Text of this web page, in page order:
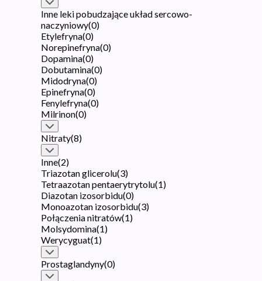
Inne leki pobudzające układ sercowo-
naczyniowy(0)
Etylefryna(0)
Norepinefryna(0)
Dopamina(0)
Dobutamina(0)
Midodryna(0)
Epinefryna(0)
Fenylefryna(0)
Milrinon(0)
Nitraty(8)
Inne(2)
Triazotan glicerolu(3)
Tetraazotan pentaerytrytolu(1)
Diazotan izosorbidu(0)
Monoazotan izosorbidu(3)
Połączenia nitratów(1)
Molsydomina(1)
Werycyguat(1)
Prostaglandyny(0)